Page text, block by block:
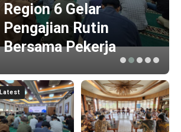
Region 6 Gelar
Pengajian Rutin
Bersama Pekerja
Latest